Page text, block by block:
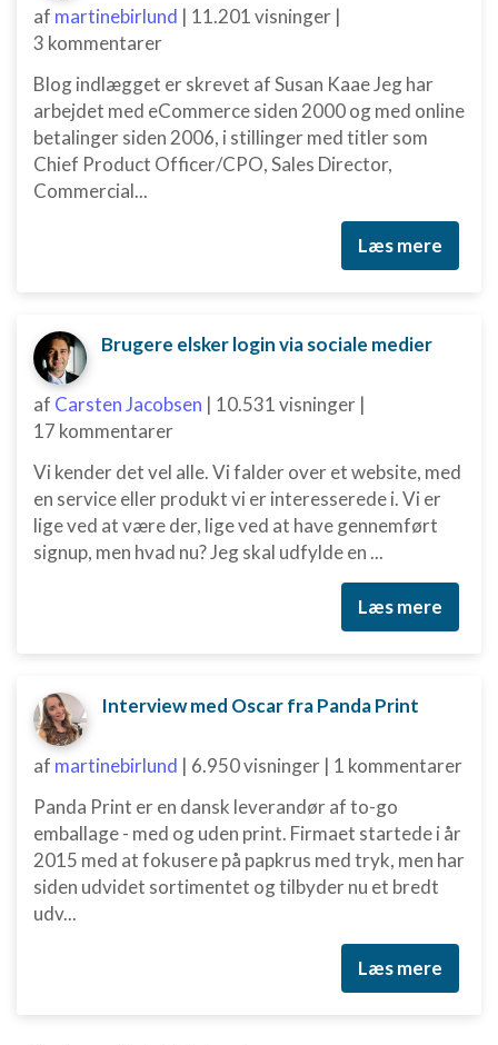
af martinebirlund | 11.201 visninger |
3 kommentarer
Blog indlægget er skrevet af Susan Kaae Jeg har
arbejdet med eCommerce siden 2000 og med online
betalinger siden 2006, i stillinger med titler som
Chief Product Officer/CPO, Sales Director,
Commercial...
Læs mere
Brugere elsker login via sociale medier
af Carsten Jacobsen | 10.531 visninger |
17 kommentarer
Vi kender det vel alle. Vi falder over et website, med
en service eller produkt vi er interesserede i. Vi er
lige ved at være der, lige ved at have gennemført
signup, men hvad nu? Jeg skal udfylde en ...
Læs mere
Interview med Oscar fra Panda Print
af martinebirlund | 6.950 visninger | 1 kommentarer
Panda Print er en dansk leverandør af to-go
emballage - med og uden print. Firmaet startede i år
2015 med at fokusere på papkrus med tryk, men har
siden udvidet sortimentet og tilbyder nu et bredt
udv...
Læs mere
Måle indholdseffektivitet
Forstå målgrupper gennem statistikker eller
kombinationer af oplysninger fra forskellige
kilder
Udvikle og forbedre tjenester
Identificere enheder baseret på aktivt
anmodede oplysninger
Ydeevne
Funktionel